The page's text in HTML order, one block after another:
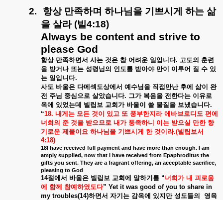
2. 항상 만족하며 하나님을 기쁘시게 하는 삶
을 살라 (빌4:18)
Always be content and strive to
please God
항상 만족하면서 사는 것은 참 어려운 일입니다. 고도의 훈련
을 받거나 또는 성령님의 인도를 받아야 만이 이루어 질 수 있
는 일입니다.
사도 바울은 다메섹도상에서 예수님을 직접만난 후에 삶이 완
전 주님 중심으로 살았습니다. 그가 복음을 전한다는 이유로
옥에 있었는데 빌립보 교회가 바울이 쓸 물질을 보냈습니다.
“18. 내게는 모든 것이 있고 또 풍부한지라 에바브로디도 편에
너희의 준 것을 받으므로 내가 풍족하니 이는 받으실 만한 향
기로운 제물이요 하나님을 기쁘시게 한 것이라.(빌립보서
4:18)
18I have received full payment and have more than enough. I am
amply supplied, now that I have received from Epaphroditus the
gifts you sent. They are a fragrant offering, an acceptable sacrifice,
pleasing to God
14절에서 바울은 빌립보 교회에 말하기를 “너희가 내 괴로움
에 함께 참예하였도다” Yet it was good of you to share in
my troubles(14)하면서 자기는 감옥에 있지만 성도들의
영육